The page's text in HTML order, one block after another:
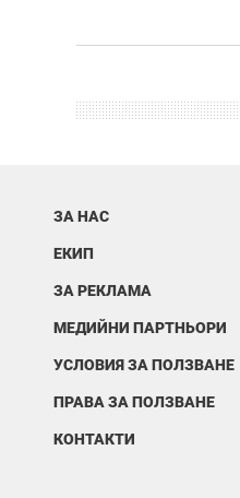
ЗА НАС
ЕКИП
ЗА РЕКЛАМА
МЕДИЙНИ ПАРТНЬОРИ
УСЛОВИЯ ЗА ПОЛЗВАНЕ
ПРАВА ЗА ПОЛЗВАНЕ
КОНТАКТИ